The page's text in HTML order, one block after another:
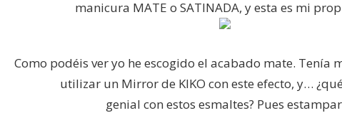
manicura MATE o SATINADA, y esta es mi
Como podéis ver yo he escogido el acabado mate. Tenía
utilizar un Mirror de KIKO con este efecto, y…
genial con estos esmaltes? Pues